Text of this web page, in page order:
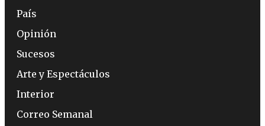
País
Opinión
Sucesos
Arte y Espectáculos
Interior
Correo Semanal